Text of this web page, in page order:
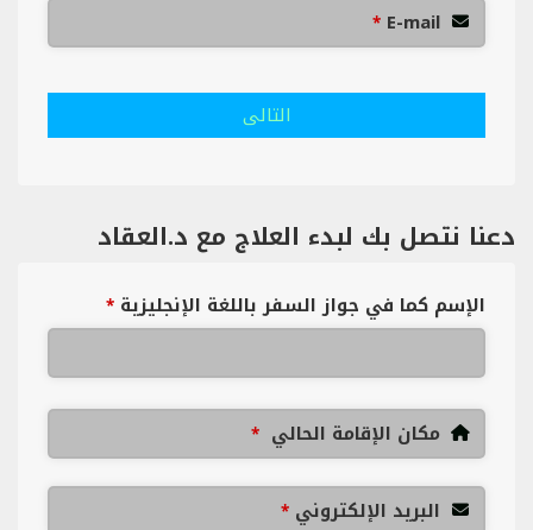
E-mail
*
التالى
دعنا نتصل بك لبدء العلاج مع د.العقاد
الإسم كما في جواز السفر باللغة الإنجليزية *
مكان الإقامة الحالي *
البريد الإلكتروني *